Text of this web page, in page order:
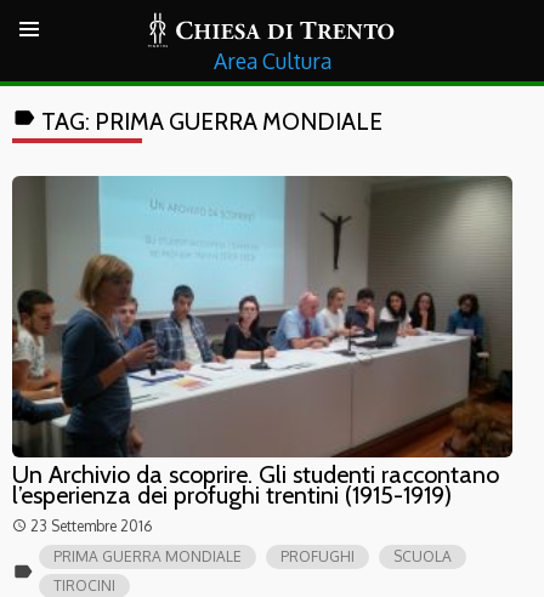
Cultura
label TAG: PRIMA GUERRA MONDIALE
Un Archivio da scoprire. Gli studenti raccontano
l’esperienza dei profughi trentini (1915-1919)
access_time 23 Settembre 2016
label
PRIMA GUERRA MONDIALE PROFUGHI
SCUOLA
TIROCINI